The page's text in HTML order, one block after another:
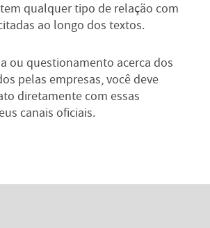
qualquer tipo de relação com
ao longo dos textos.
ou questionamento acerca dos
pelas empresas, você deve
diretamente com essas
canais oficiais.